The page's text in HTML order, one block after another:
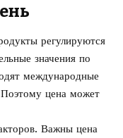
регулируются
значения по
международные
цена может
Важны цена